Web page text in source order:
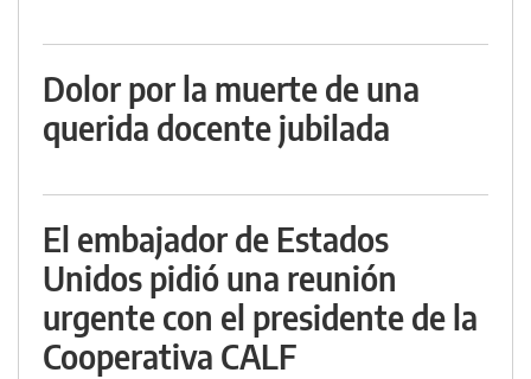
Dolor por la muerte de una
querida docente jubilada
El embajador de Estados
Unidos pidió una reunión
urgente con el presidente de la
Cooperativa CALF